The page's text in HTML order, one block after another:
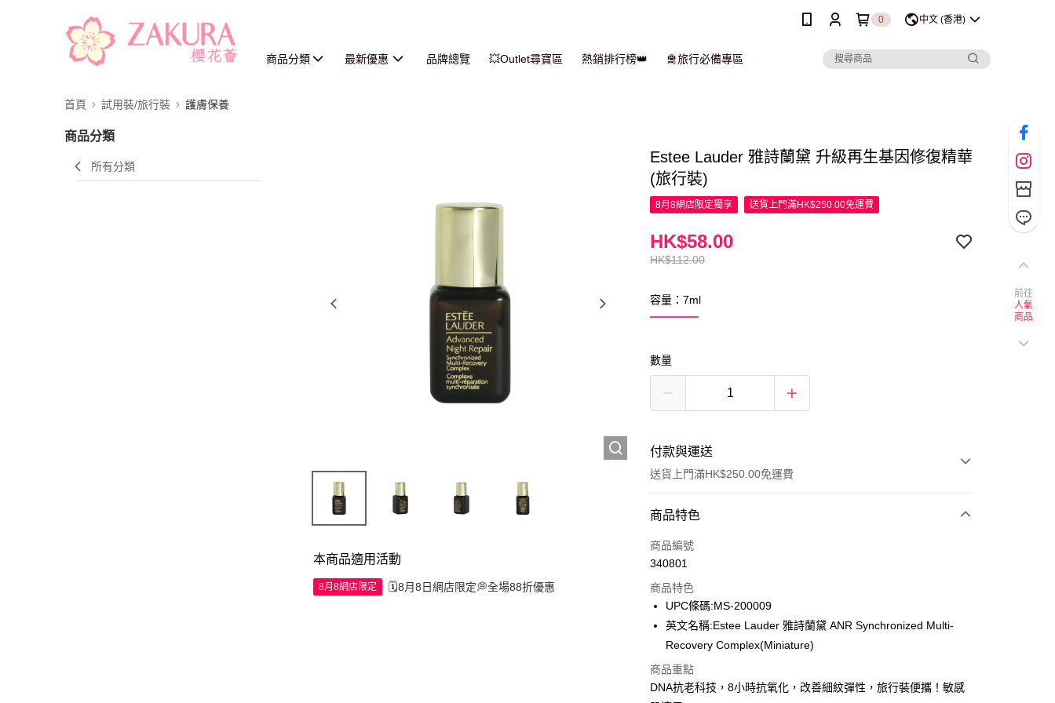
0 中文 (香港)
商品分類 最新優惠 品牌總覽 💥Outlet尋寶區 熱銷排行榜👑 🛅旅行必備專區
首頁 試用裝/旅行裝 護膚保養
商品分類
所有分類
本商品適用活動
8月8網店限定 🗓️8月8日網店限定💭全場88折優惠
Estee Lauder 雅詩蘭黛 升級再生基因修復精華
(旅行裝)
8月8網店限定獨享 送貨上門滿HK$250.00免運費
HK$112.00
HK$58.00
容量：7ml
數量
付款與運送
送貨上門滿HK$250.00免運費
付款方式
信用卡
AlipayHK
WeChat Pay
送貨方式
商品特色
商品編號
340801
商品特色
UPC條碼:MS-200009
英文名稱:Estee Lauder 雅詩蘭黛 ANR Synchronized Multi-
Recovery Complex(Miniature)
商品重點
DNA抗老科技，8小時抗氧化，改善細紋彈性，旅行裝便攜！敏感
前往
人氣
商品